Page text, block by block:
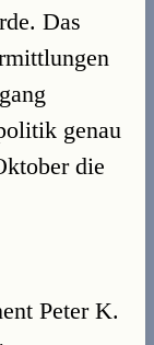
Das
genau
die
Peter K.